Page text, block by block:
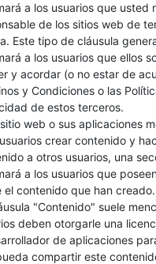
a los usuarios que usted
de los sitios web de
Este tipo de cláusula
a los usuarios que ellos
y acordar (o no estar de
y Condiciones o las
de estos terceros.
web o sus aplicaciones
crear contenido y
a otros usuarios, una
a los usuarios que
el contenido que han creado.
"Contenido" suele
deben otorgarle una
de aplicaciones
compartir este